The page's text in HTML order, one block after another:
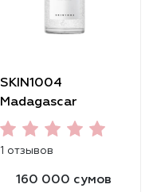
SKIN1004
Madagascar
Centella Tone
Brightening Capsule
1 отзывов
160 000 сумов